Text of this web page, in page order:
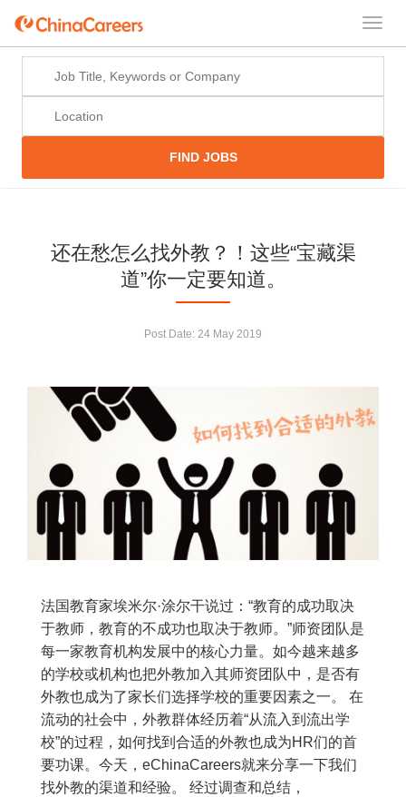
FIND JOBS
还在愁怎么找外教？！这些“宝藏渠
道”你一定要知道。
Post Date: 24 May 2019
法国教育家埃米尔·涂尔干说过：“教育的成功取决
于教师，教育的不成功也取决于教师。”师资团队是
每一家教育机构发展中的核心力量。如今越来越多
的学校或机构也把外教加入其师资团队中，是否有
外教也成为了家长们选择学校的重要因素之一。 在
流动的社会中，外教群体经历着“从流入到流出学
校”的过程，如何找到合适的外教也成为HR们的首
要功课。今天，eChinaCareers就来分享一下我们
找外教的渠道和经验。 经过调查和总结，